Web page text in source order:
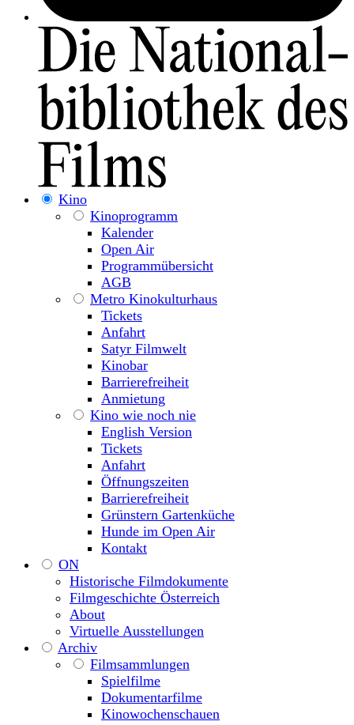
Kino
Kinoprogramm
Kalender
Open Air
Programmübersicht
AGB
Metro Kinokulturhaus
Tickets
Anfahrt
Satyr Filmwelt
Kinobar
Barrierefreiheit
Anmietung
Kino wie noch nie
English Version
Tickets
Anfahrt
Öffnungszeiten
Barrierefreiheit
Grünstern Gartenküche
Hunde im Open Air
Kontakt
ON
Historische Filmdokumente
Filmgeschichte Österreich
About
Virtuelle Ausstellungen
Archiv
Filmsammlungen
Spielfilme
Dokumentarfilme
Kinowochenschauen